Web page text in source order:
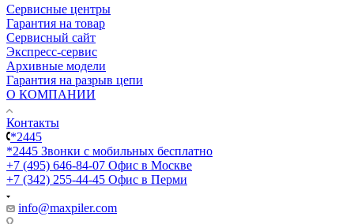
Сервисные центры
Гарантия на товар
Сервисный сайт
Экспресс-сервис
Архивные модели
Гарантия на разрыв цепи
О КОМПАНИИ
Контакты
*2445
*2445 Звонки с мобильных бесплатно
+7 (495) 646-84-07 Офис в Москве
+7 (342) 255-44-45 Офис в Перми
info@maxpiler.com